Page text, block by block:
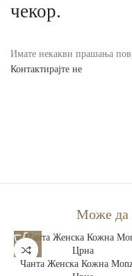
чекор.
Имате некакви прашања
Контактирајте не
Може да
Чанта Женска Кожна